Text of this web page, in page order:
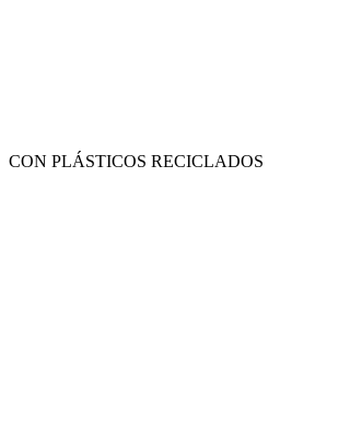
CON PLÁSTICOS RECICLADOS